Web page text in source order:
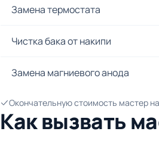
Замена термостата
Чистка бака от накипи
Замена магниевого анода
Окончательную стоимость мастер
Как вызвать